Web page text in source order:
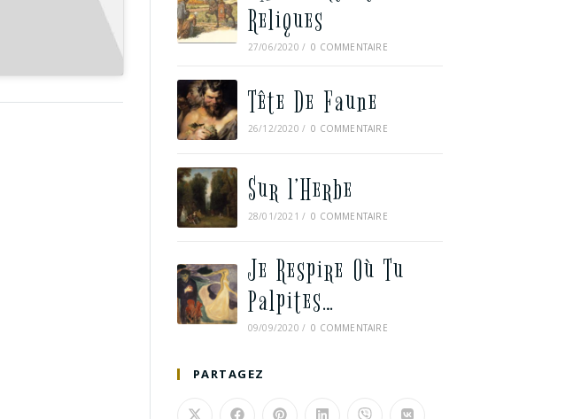
Reliques
27/06/2020 / 0 COMMENTAIRE
Tête De Faune
26/12/2020 / 0 COMMENTAIRE
Sur l’Herbe
28/01/2021 / 0 COMMENTAIRE
Je Respire Où Tu
Palpites…
09/09/2020 / 0 COMMENTAIRE
PARTAGEZ